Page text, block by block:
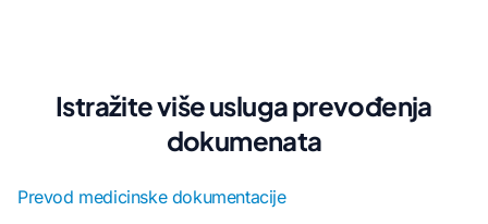
Istražite više usluga prevođenja
dokumenata
Prevod medicinske dokumentacije